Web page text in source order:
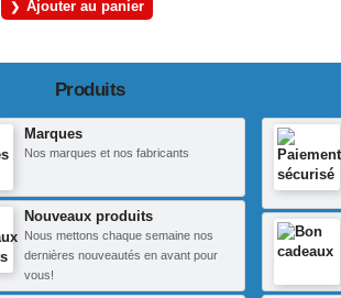
Ajouter au panier
Produits
Marques
Nos marques et nos fabricants
Nouveaux produits
Nous mettons chaque semaine nos
dernières nouveautés en avant pour
vous!